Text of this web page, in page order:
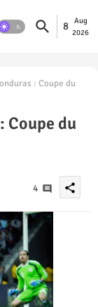
8
Aug
2026
: Coupe du
Coupe du
4 share